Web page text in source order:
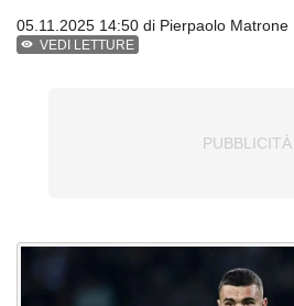
05.11.2025 14:50 di Pierpaolo Matrone
VEDI LETTURE